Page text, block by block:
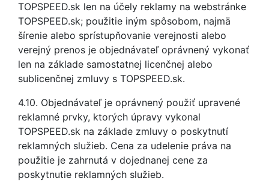
TOPSPEED.sk len na účely reklamy na webstránke
TOPSPEED.sk; použitie iným spôsobom, najmä
šírenie alebo sprístupňovanie verejnosti alebo
verejný prenos je objednávateľ oprávnený vykonať
len na základe samostatnej licenčnej alebo
sublicenčnej zmluvy s TOPSPEED.sk.
4.10. Objednávateľ je oprávnený použiť upravené
reklamné prvky, ktorých úpravy vykonal
TOPSPEED.sk na základe zmluvy o poskytnutí
reklamných služieb. Cena za udelenie práva na
použitie je zahrnutá v dojednanej cene za
poskytnutie reklamných služieb.